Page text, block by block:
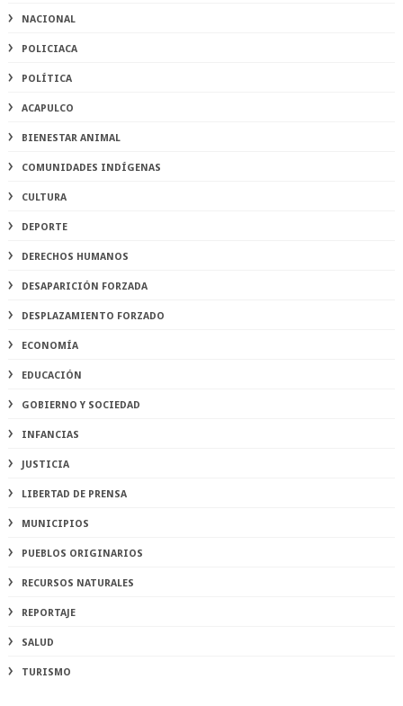
NACIONAL
POLICIACA
POLÍTICA
ACAPULCO
BIENESTAR ANIMAL
COMUNIDADES INDÍGENAS
CULTURA
DEPORTE
DERECHOS HUMANOS
DESAPARICIÓN FORZADA
DESPLAZAMIENTO FORZADO
ECONOMÍA
EDUCACIÓN
GOBIERNO Y SOCIEDAD
INFANCIAS
JUSTICIA
LIBERTAD DE PRENSA
MUNICIPIOS
PUEBLOS ORIGINARIOS
RECURSOS NATURALES
REPORTAJE
SALUD
TURISMO